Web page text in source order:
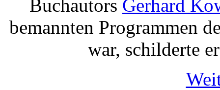
Buchautors Gerhard
bemannten Programmen
war, schilderte